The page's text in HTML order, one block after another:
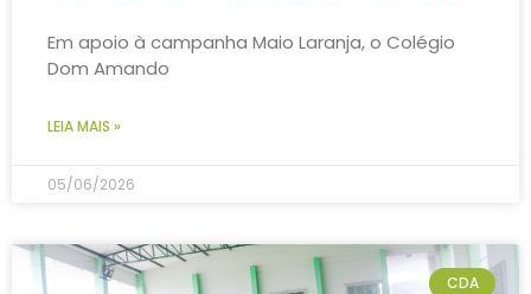
Em apoio à campanha Maio Laranja, o Colégio
Dom Amando
LEIA MAIS »
05/06/2026
CDA